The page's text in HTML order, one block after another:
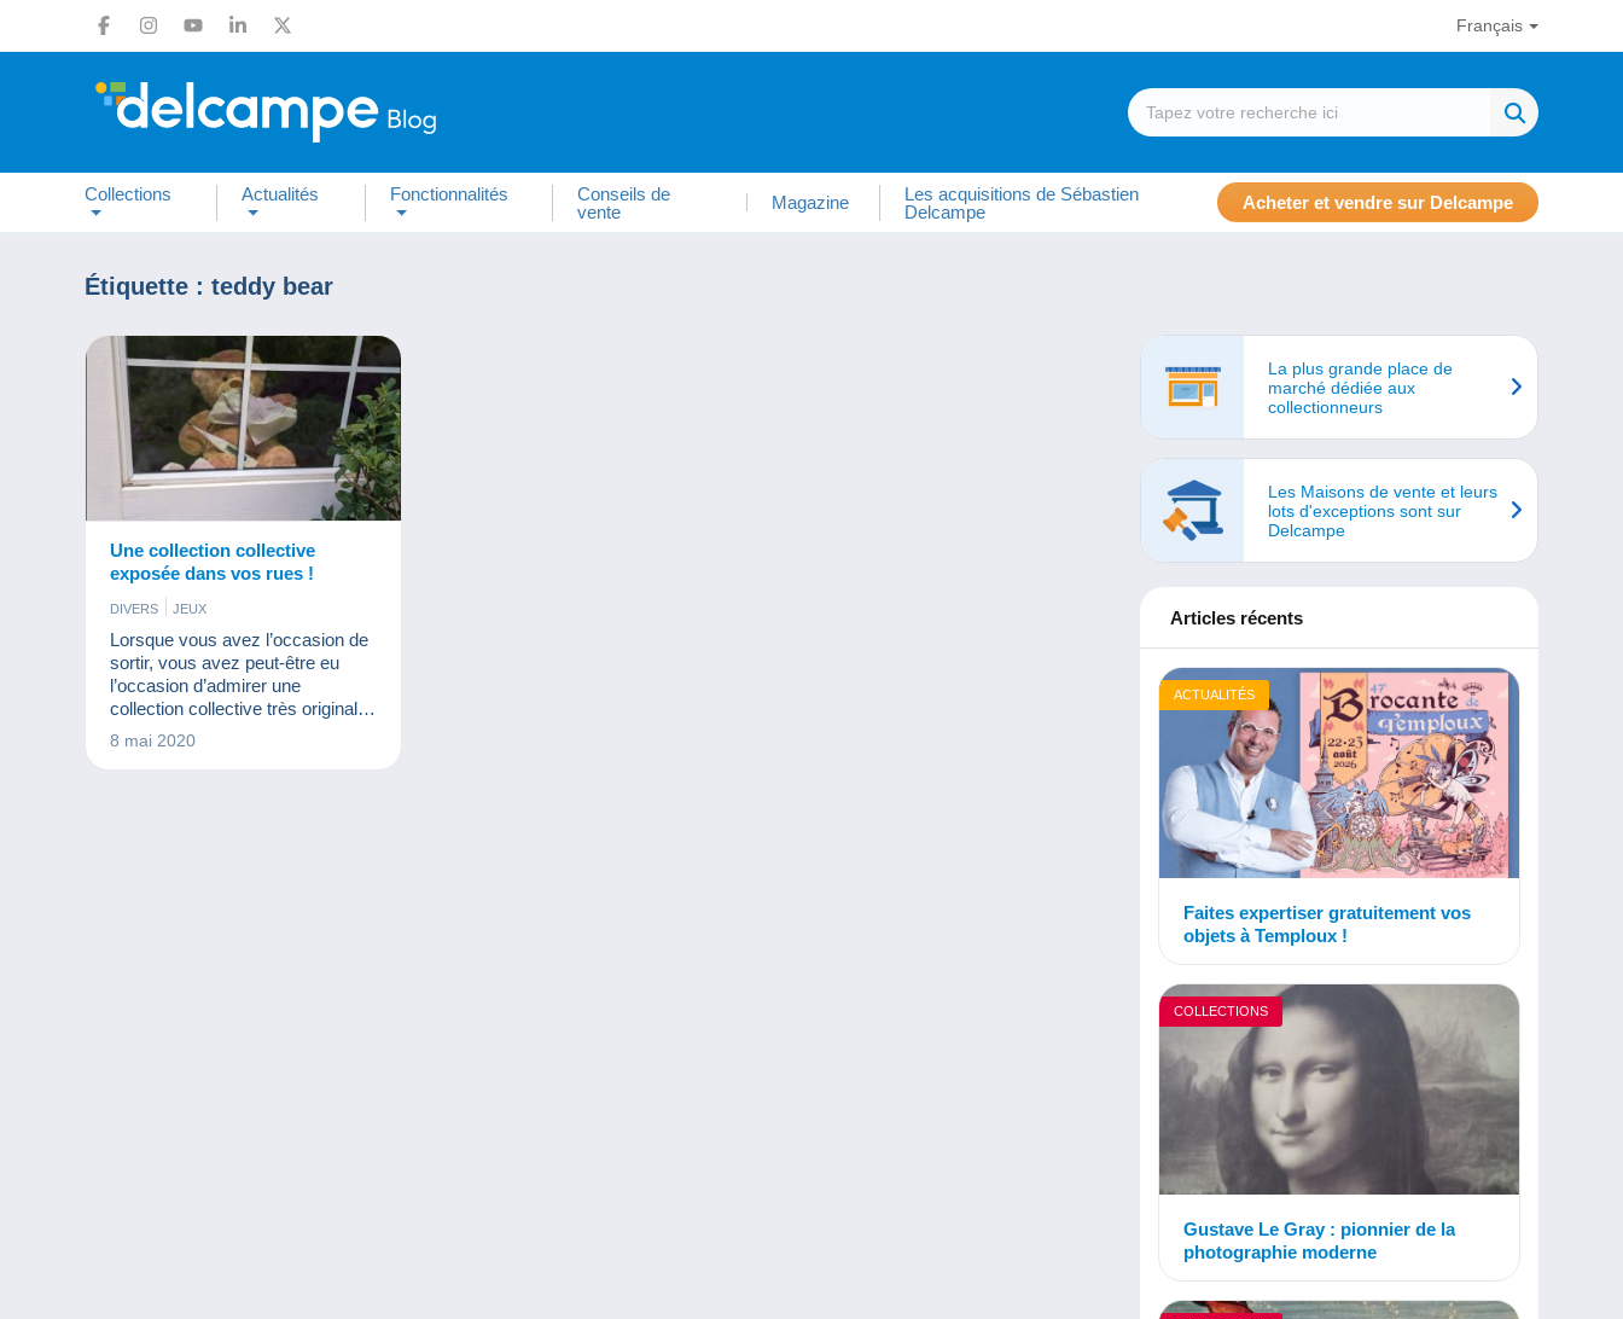
Français
Collections Actualités Fonctionnalités
Conseils de
vente
Magazine
Les acquisitions de Sébastien
Delcampe
Acheter et vendre sur Delcampe
Étiquette : teddy bear
Une collection collective
exposée dans vos rues !
DIVERS JEUX
Lorsque vous avez l’occasion de
sortir, vous avez peut-être eu
l’occasion d’admirer une
collection collective très originale.
Il s’agit d’une gigantesque
8 mai 2020
La plus grande place de
marché dédiée aux
collectionneurs
Les Maisons de vente et leurs
lots d'exceptions sont sur
Delcampe
Articles récents
ACTUALITÉS
Faites expertiser gratuitement vos
objets à Temploux !
COLLECTIONS
Gustave Le Gray : pionnier de la
photographie moderne